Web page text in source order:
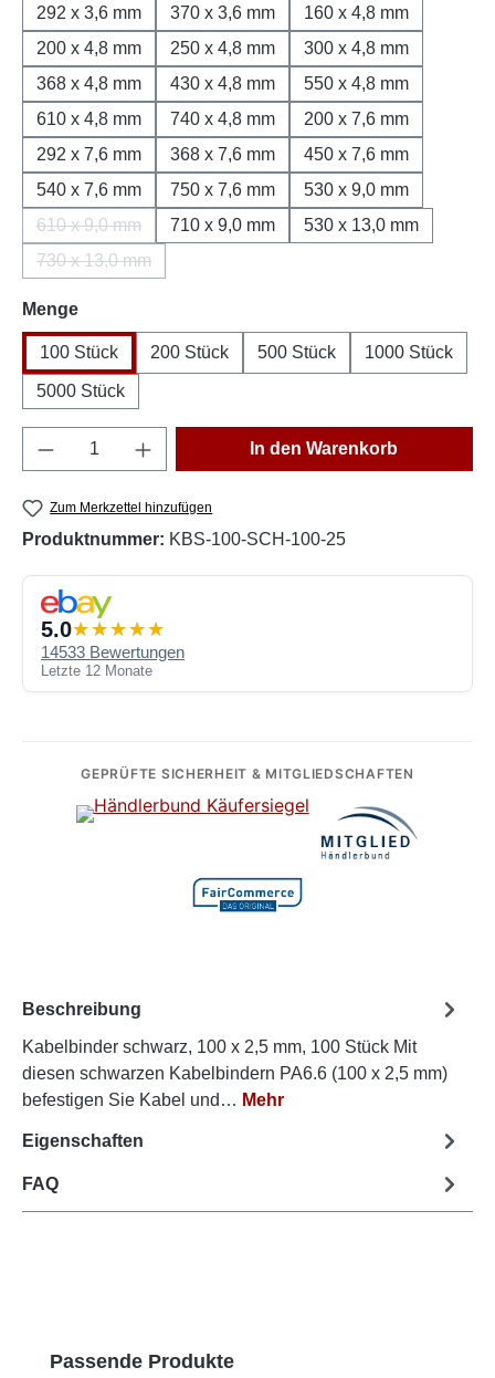
292 x 3,6 mm
370 x 3,6 mm
160 x 4,8 mm
200 x 4,8 mm
250 x 4,8 mm
300 x 4,8 mm
368 x 4,8 mm
430 x 4,8 mm
550 x 4,8 mm
610 x 4,8 mm
740 x 4,8 mm
200 x 7,6 mm
292 x 7,6 mm
368 x 7,6 mm
450 x 7,6 mm
540 x 7,6 mm
750 x 7,6 mm
530 x 9,0 mm
610 x 9,0 mm
(Diese Option ist zurzeit nicht verfügbar.)
710 x 9,0 mm
530 x 13,0 mm
730 x 13,0 mm
(Diese Option ist zurzeit nicht verfügbar.)
Mengeauswählen
100 Stück 200 Stück 500 Stück 1000 Stück
5000 Stück
Produkt Anzahl: Gib den gewünschten
In den Warenkorb
Zum Merkzettel hinzufügen
Produktnummer: KBS-100-SCH-100-25
5.0
14533 Bewertungen
Letzte 12 Monate
GEPRÜFTE SICHERHEIT & MITGLIEDSCHAFTEN
Beschreibung
Kabelbinder schwarz, 100 x 2,5 mm, 100 Stück Mit
diesen schwarzen Kabelbindern PA6.6 (100 x 2,5 mm)
befestigen Sie Kabel und… Mehr
Eigenschaften
FAQ
Produktgalerie überspringen
Passende Produkte